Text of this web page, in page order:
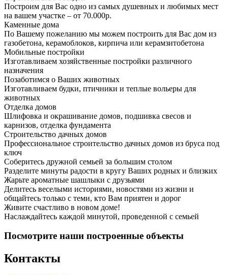
Построим для Вас одно из самых душевных и любимых мест
на вашем участке – от 70.000р.
Каменные дома
По Вашему пожеланию мы можем построить для Вас дом из
газобетона, керамоблоков, кирпича или керамзитобетона
Мобильные постройки
Изготавливаем хозяйственные постройки различного
назначения
Позаботимся о Ваших животных
Изготавливаем будки, птичники и теплые вольеры для
животных
Отделка домов
Шлифовка и окрашивание домов, подшивка свесов и
карнизов, отделка фундамента
Строительство дачных домов
Профессиональное строительство дачных домов из бруса под
ключ
Соберитесь дружной семьей за большим столом
Разделите минуты радости в кругу Ваших родных и близких
Жарьте ароматные шашлыки с друзьями
Делитесь веселыми историями, новостями из жизни и
общайтесь только с теми, кто Вам приятен и дорог
Живите счастливо в новом доме!
Наслаждайтесь каждой минутой, проведенной с семьей
Посмотрите наши построенные объекты
Контакты